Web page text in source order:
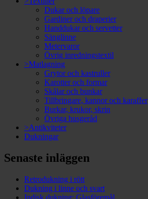
Dukar och löpare
Gardiner och draperier
Handdukar och servetter
Sänglinne
Metervaror
Övrig inredningstextil
>Matlagning
Grytor och kastruller
Karotter och formar
Skålar och bunkar
Tillbringare, kannor och karaffer
Burkar, krukor, skrin
Övriga husgeråd
>Antikviteter
Dukningar
Senaste inläggen
Retrodukning i rött
Dukning i linne och svart
Indisk dukning: Glasföremål